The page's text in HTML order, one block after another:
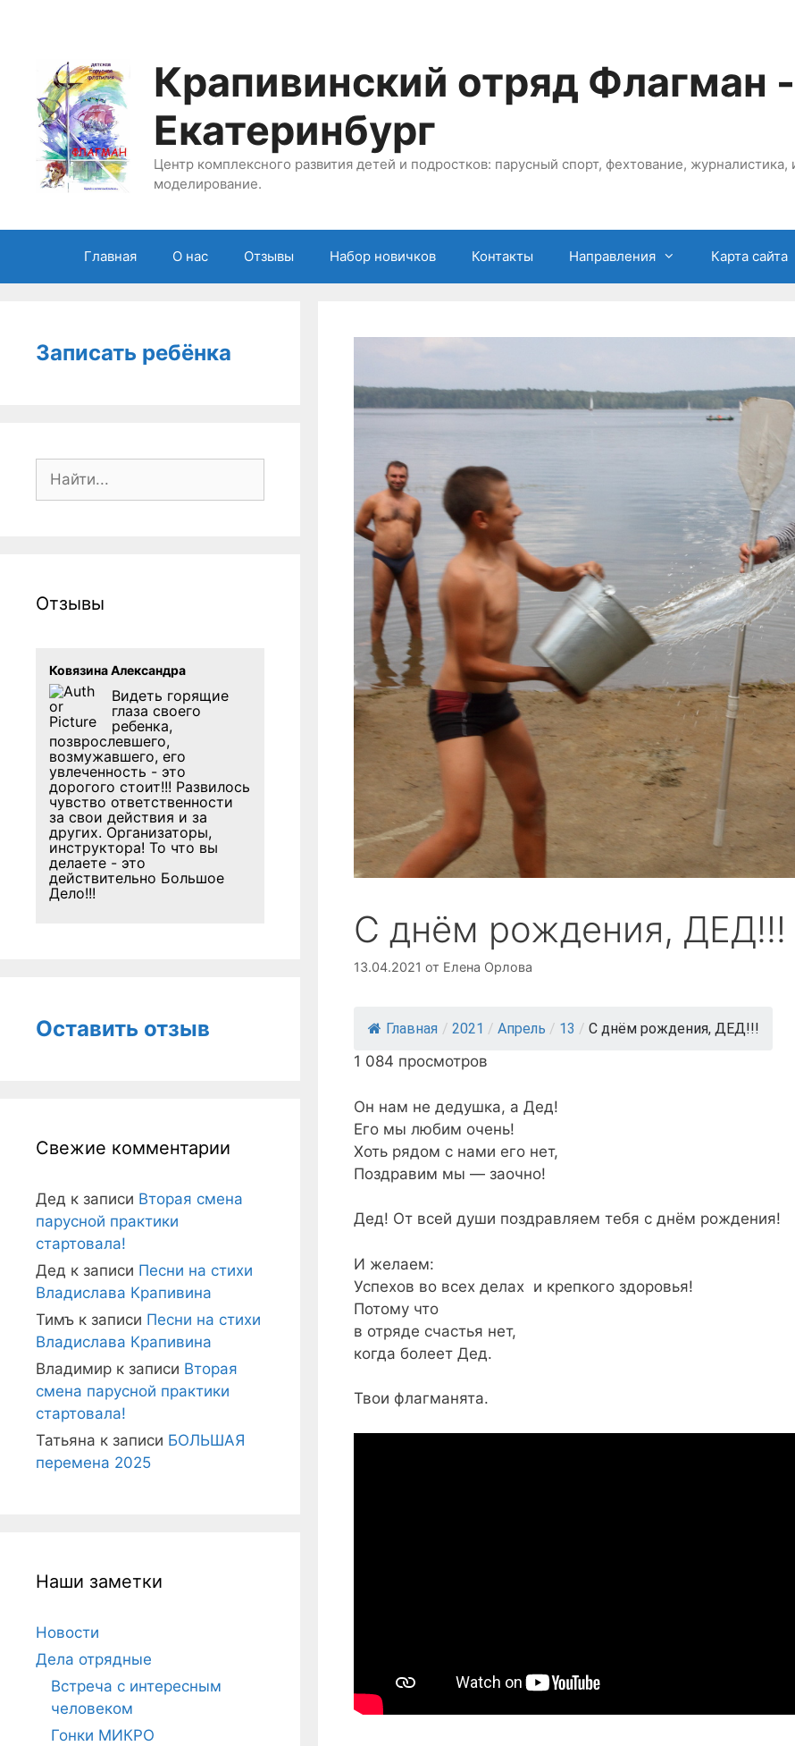
Крапивинский отряд Флагман
Екатеринбург
Центр комплексного развития детей и подростков: парусный спорт, фехтование,
моделирование.
Главная О нас Отзывы Набор новичков Контакты Направления Карта сайта
С днём рождения, ДЕД!!!
13.04.2021 от Елена Орлова
Главная / 2021 / Апрель / 13 / С днём рождения, ДЕД!!!
1 084 просмотров
Он нам не дедушка, а Дед!
Его мы любим очень!
Хоть рядом с нами его нет,
Поздравим мы — заочно!
Дед! От всей души поздравляем тебя с днём рождения!
И желаем:
Успехов во всех делах и крепкого здоровья!
Потому что
в отряде счастья нет,
когда болеет Дед.
Твои флагманята.
Записать ребёнка
Поиск:
Отзывы
Ковязина Александра
Видеть горящие
глаза своего
ребенка,
позврослевшего,
возмужавшего, его
увлеченность - это
дорогого стоит!!! Развилось
чувство ответственности
за свои действия и за
других. Организаторы,
инструктора! То что вы
делаете - это
действительно Большое
Дело!!!
Оставить отзыв
Свежие комментарии
Дед к записи Вторая смена
парусной практики
стартовала!
Дед к записи Песни на стихи
Владислава Крапивина
Тимъ к записи Песни на стихи
Владислава Крапивина
Владимир к записи Вторая
смена парусной практики
стартовала!
Татьяна к записи БОЛЬШАЯ
перемена 2025
Наши заметки
Новости
Дела отрядные
Встреча с интересным
человеком
Гонки МИКРО